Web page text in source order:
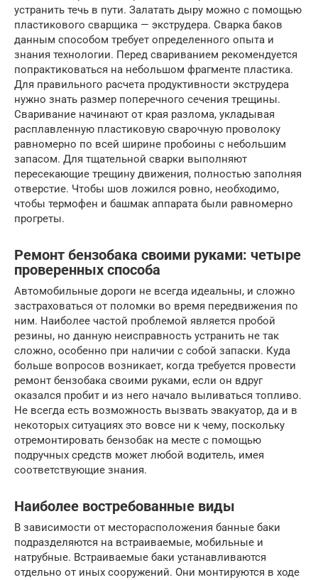
устранить течь в пути. Залатать дыру можно с помощью
пластикового сварщика — экструдера. Сварка баков
данным способом требует определенного опыта и
знания технологии. Перед свариванием рекомендуется
попрактиковаться на небольшом фрагменте пластика.
Для правильного расчета продуктивности экструдера
нужно знать размер поперечного сечения трещины.
Сваривание начинают от края разлома, укладывая
расплавленную пластиковую сварочную проволоку
равномерно по всей ширине пробоины с небольшим
запасом. Для тщательной сварки выполняют
пересекающие трещину движения, полностью заполняя
отверстие. Чтобы шов ложился ровно, необходимо,
чтобы термофен и башмак аппарата были равномерно
прогреты.
Ремонт бензобака своими руками: четыре
проверенных способа
Автомобильные дороги не всегда идеальны, и сложно
застраховаться от поломки во время передвижения по
ним. Наиболее частой проблемой является пробой
резины, но данную неисправность устранить не так
сложно, особенно при наличии с собой запаски. Куда
больше вопросов возникает, когда требуется провести
ремонт бензобака своими руками, если он вдруг
оказался пробит и из него начало выливаться топливо.
Не всегда есть возможность вызвать эвакуатор, да и в
некоторых ситуациях это вовсе ни к чему, поскольку
отремонтировать бензобак на месте с помощью
подручных средств может любой водитель, имея
соответствующие знания.
Наиболее востребованные виды
В зависимости от месторасположения банные баки
подразделяются на встраиваемые, мобильные и
натрубные. Встраиваемые баки устанавливаются
отдельно от иных сооружений. Они монтируются в ходе